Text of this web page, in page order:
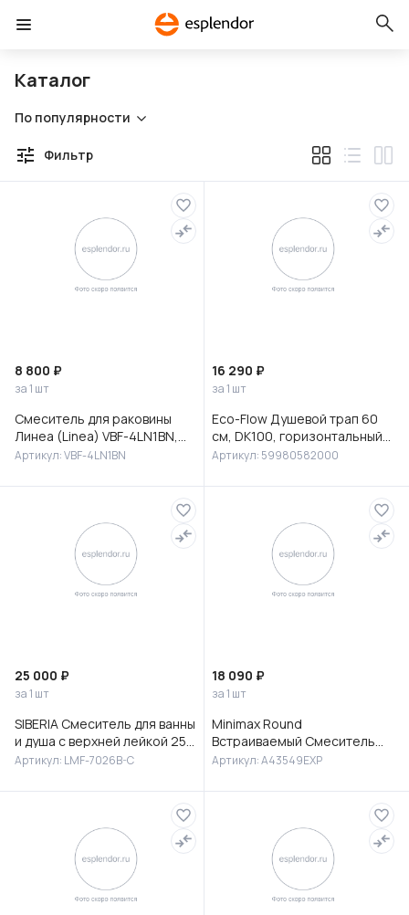
Каталог
По популярности
Фильтр
8 800 ₽
за 1 шт
Смеситель для раковины
Линеа (Linea) VBF-4LN1BN,
брашированный никель
Артикул: VBF-4LN1BN
16 290 ₽
за 1 шт
Eco-Flow Душевой трап 60
см, DK100, горизонтальный
сифон 60 мм, матовый
Артикул: 59980582000
25 000 ₽
за 1 шт
SIBERIA Смеситель для ванны
и душа с верхней лейкой 25
см, с изливом, латунь, хром,
Артикул: LMF-7026B-C
18 090 ₽
за 1 шт
Minimax Round
Встраиваемый Смеситель
для раковины, хром,
Артикул: A43549EXP